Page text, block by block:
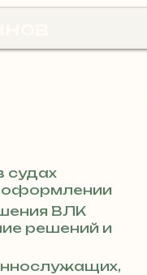
судах
оформлении
ВЛК
решений и